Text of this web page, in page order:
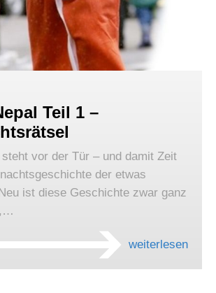
Teil 1 –
vor der Tür – und damit Zeit
der etwas
ist diese Geschichte zwar ganz
weiterlesen